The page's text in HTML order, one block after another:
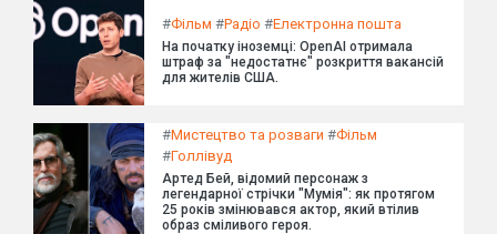
#Фільм #Радіо #Електронна пошта
На початку іноземці: OpenAI отримала
штраф за "недостатнє" розкриття вакансій
для жителів США.
#Мистецтво та розваги #Фільм
#Голлівуд
Артед Бей, відомий персонаж з
легендарної стрічки "Мумія": як протягом
25 років змінювався актор, який втілив
образ сміливого героя.